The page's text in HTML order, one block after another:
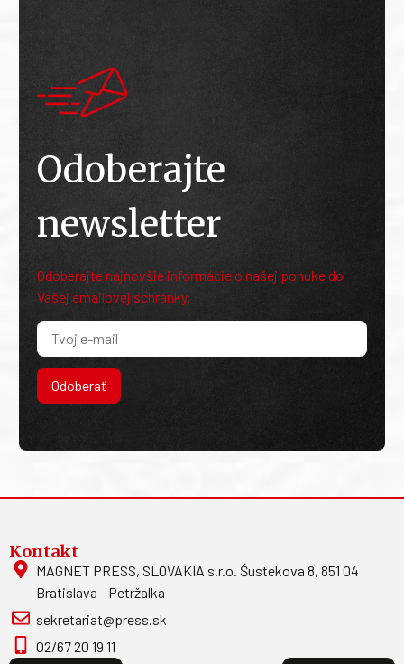
Odoberajte
newsletter
Odoberajte najnovšie informácie o našej ponuke do
Vašej emailovej schránky.
Odoberať
Kontakt
MAGNET PRESS, SLOVAKIA s.r.o. Šustekova 8, 851 04
Bratislava - Petržalka
sekretariat@press.sk
02/67 20 19 11